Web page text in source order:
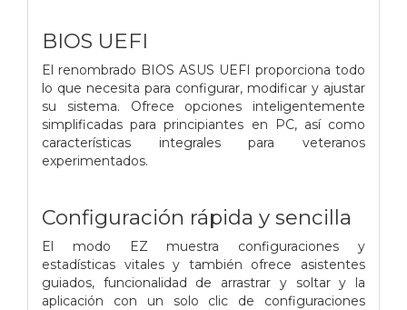
BIOS UEFI
El renombrado BIOS ASUS UEFI proporciona todo
lo que necesita para configurar, modificar y ajustar
su sistema. Ofrece opciones inteligentemente
simplificadas para principiantes en PC, así como
características integrales para veteranos
experimentados.
Configuración rápida y sencilla
El modo EZ muestra configuraciones y
estadísticas vitales y también ofrece asistentes
guiados, funcionalidad de arrastrar y soltar y la
aplicación con un solo clic de configuraciones